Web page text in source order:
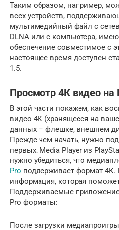
Таким образом, например,
всех устройств,
мультимедийный файл с
DLNA или с компьютера,
обеспечение совместимое с
настоящее время доступен
1.5.
Просмотр 4К видео на
В этой части покажем, как
видео 4К (хранящееся на
данных – флешке, внешнем
Прежде чем начать, нужно
первых, Media Player из
нужно убедиться, что
Pro поддерживает формат 4К.
информация, которая
Поддерживаемые
Pro форматы:
После загрузки